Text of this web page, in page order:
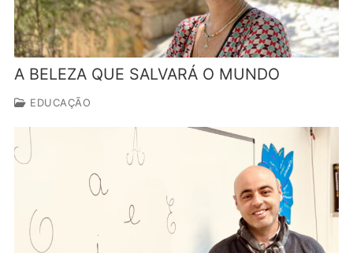
A BELEZA QUE SALVARÁ O MUNDO
EDUCAÇÃO